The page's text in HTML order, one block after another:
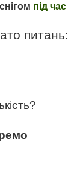
під час
питань: